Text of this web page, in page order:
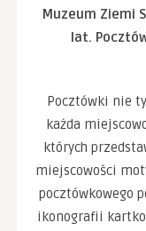
Muzeum Ziemi
lat.
Pocztówki nie
każda
których
miejscowości
pocztówkowego
ikonografii
funkcjonowania
Statystyka
Abyśmy mogli
funkcjonalność
i strukturę
strony
internetowej,
na podstawie